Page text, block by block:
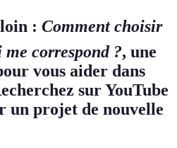
: Comment choisir
correspond ?, une
vous aider dans
sur YouTube
un projet de nouvelle